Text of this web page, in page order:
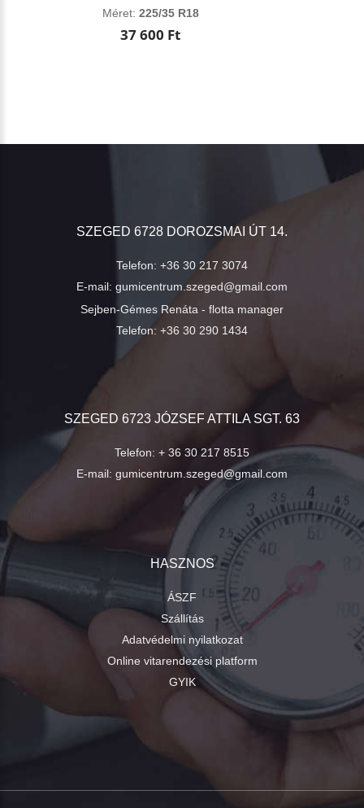
Méret: 225/35 R18
37 600 Ft
SZEGED 6728 DOROZSMAI ÚT 14.
Telefon: +36 30 217 3074
E-mail: gumicentrum.szeged@gmail.com
Sejben-Gémes Renáta - flotta manager
Telefon: +36 30 290 1434
SZEGED 6723 JÓZSEF ATTILA SGT. 63
Telefon: + 36 30 217 8515
E-mail: gumicentrum.szeged@gmail.com
HASZNOS
ÁSZF
Szállítás
Adatvédelmi nyilatkozat
Online vitarendezési platform
GYIK